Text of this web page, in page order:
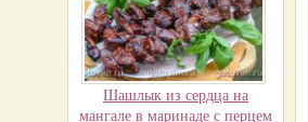
Шашлык из сердца на
мангале в маринаде с перцем